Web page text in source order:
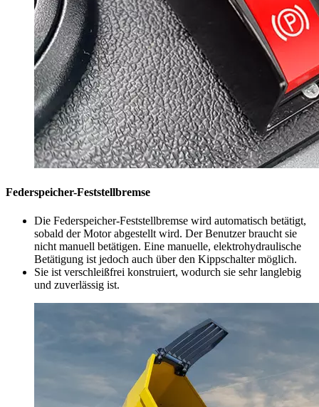
Federspeicher-Feststellbremse
Die Federspeicher-Feststellbremse wird automatisch betätigt,
sobald der Motor abgestellt wird. Der Benutzer braucht sie
nicht manuell betätigen. Eine manuelle, elektrohydraulische
Betätigung ist jedoch auch über den Kippschalter möglich.
Sie ist verschleißfrei konstruiert, wodurch sie sehr langlebig
und zuverlässig ist.